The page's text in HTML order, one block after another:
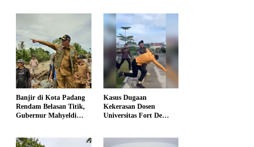
Banjir di Kota Padang
Rendam Belasan Titik,
Gubernur Mahyeldi
Kasus Dugaan
Kekerasan Dosen
Universitas Fort De
Hukum Minta AG